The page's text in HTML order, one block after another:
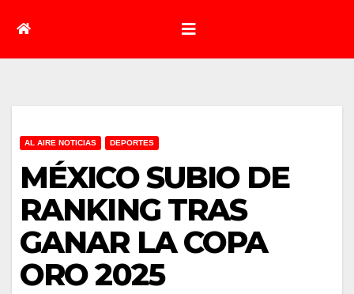
AL AIRE NOTICIAS DEPORTES
MÉXICO SUBIO DE
RANKING TRAS
GANAR LA COPA
ORO 2025